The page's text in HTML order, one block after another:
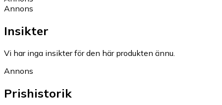
Annons
Insikter
Vi har inga insikter för den här produkten ännu.
Annons
Prishistorik